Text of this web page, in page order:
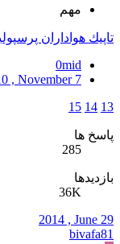
مهم
تاپيك هواداران
0mid
, November 7
13
14
15
پاسخ ها
285
بازدیدها
36K
2014 , June 29
bivafa81